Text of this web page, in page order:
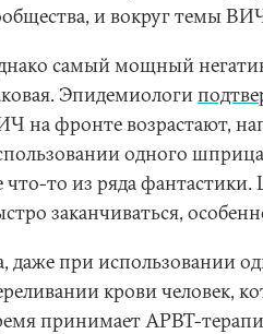
и вокруг темы
самый мощный
Эпидемиологи
на фронте возрастают,
одного
что-то из ряда
заканчиваться,
даже при использовании
крови человек,
принимает АРВТ-